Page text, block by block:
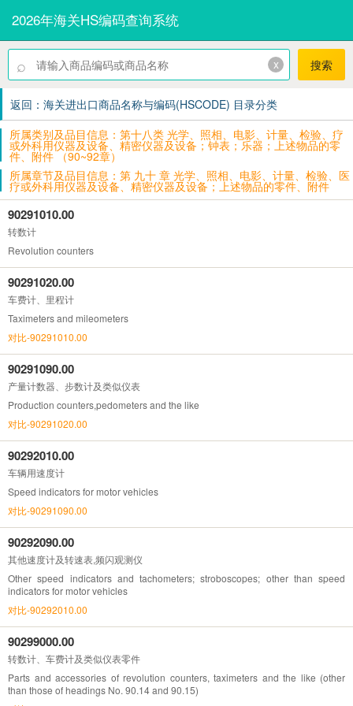
2026年海关HS编码查询系统
⌕ x 搜索
返回：海关进出口商品名称与编码(HSCODE) 目录分类
所属类别及品目信息：第十八类 光学、照相、电影、计量、检验、疗
或外科用仪器及设备、精密仪器及设备；钟表；乐器；上述物品的零
件、附件 （90~92章）
所属章节及品目信息：第 九十 章 光学、照相、电影、计量、检验、医
疗或外科用仪器及设备、精密仪器及设备；上述物品的零件、附件
90291010.00
转数计
Revolution counters
90291020.00
车费计、里程计
Taximeters and mileometers
对比-90291010.00
90291090.00
产量计数器、步数计及类似仪表
Production counters,pedometers and the like
对比-90291020.00
90292010.00
车辆用速度计
Speed indicators for motor vehicles
对比-90291090.00
90292090.00
其他速度计及转速表,频闪观测仪
Other speed indicators and tachometers; stroboscopes; other than speed
indicators for motor vehicles
对比-90292010.00
90299000.00
转数计、车费计及类似仪表零件
Parts and accessories of revolution counters, taximeters and the like (other
than those of headings No. 90.14 and 90.15)